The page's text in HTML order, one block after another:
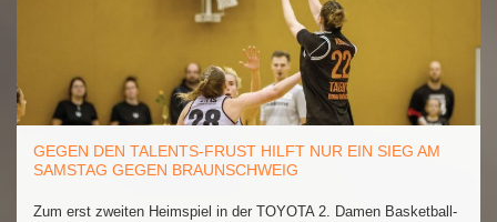
GEGEN DEN TALENTS-FRUST HILFT NUR EIN SIEG AM
SAMSTAG GEGEN BRAUNSCHWEIG
Zum erst zweiten Heimspiel in der TOYOTA 2. Damen Basketball-